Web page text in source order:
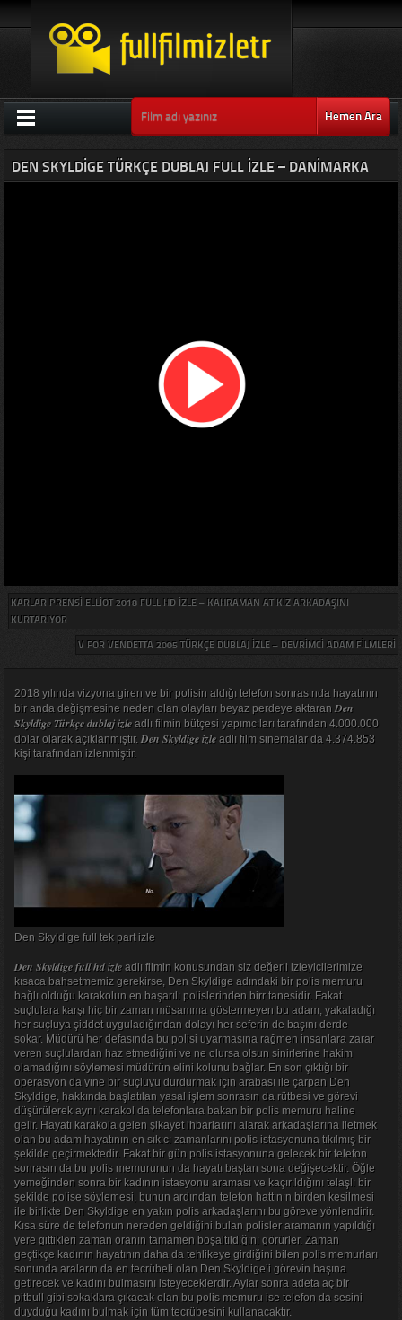
Hemen Ara
DEN SKYLDIGE TÜRKÇE DUBLAJ FULL IZLE – DANIMARKA
KARLAR PRENSI ELLIOT 2018 FULL HD IZLE – KAHRAMAN AT KIZ ARKADAŞINI
KURTARIYOR
V FOR VENDETTA 2005 TÜRKÇE DUBLAJ IZLE – DEVRIMCI ADAM FILMLERI
2018 yılında vizyona giren ve bir polisin aldığı telefon sonrasında hayatının
bir anda değişmesine neden olan olayları beyaz perdeye aktaran Den
Skyldige Türkçe dublaj izleadlı filmin bütçesi yapımcıları tarafından 4.000.000
dolar olarak açıklanmıştır. Den Skyldige izleadlı film sinemalar da 4.374.853
kişi tarafından izlenmiştir.
Den Skyldige full tek part izle
Den Skyldige full hd izleadlı filmin konusundan siz değerli izleyicilerimize
kısaca bahsetmemiz gerekirse, Den Skyldige adındaki bir polis memuru
bağlı olduğu karakolun en başarılı polislerinden birr tanesidir. Fakat
suçlulara karşı hiç bir zaman müsamma göstermeyen bu adam, yakaladığı
her suçluya şiddet uyguladığından dolayı her seferin de başını derde
sokar. Müdürü her defasında bu polisi uyarmasına rağmen insanlara zarar
veren suçlulardan haz etmediğini ve ne olursa olsun sinirlerine hakim
olamadığını söylemesi müdürün elini kolunu bağlar. En son çıktığı bir
operasyon da yine bir suçluyu durdurmak için arabası ile çarpan Den
Skyldige, hakkında başlatılan yasal işlem sonrasın da rütbesi ve görevi
düşürülerek aynı karakol da telefonlara bakan bir polis memuru haline
gelir. Hayatı karakola gelen şikayet ihbarlarını alarak arkadaşlarına iletmek
olan bu adam hayatının en sıkıcı zamanlarını polis istasyonuna tıkılmış bir
şekilde geçirmektedir. Fakat bir gün polis istasyonuna gelecek bir telefon
sonrasın da bu polis memurunun da hayatı baştan sona değişecektir. Öğle
yemeğinden sonra bir kadının istasyonu araması ve kaçırıldığını telaşlı bir
şekilde polise söylemesi, bunun ardından telefon hattının birden kesilmesi
ile birlikte Den Skyldige en yakın polis arkadaşlarını bu göreve yönlendirir.
Kısa süre de telefonun nereden geldiğini bulan polisler aramanın yapıldığı
yere gittikleri zaman oranın tamamen boşaltıldığını görürler. Zaman
geçtikçe kadının hayatının daha da tehlikeye girdiğini bilen polis memurları
sonunda araların da en tecrübeli olan Den Skyldige’i görevin başına
getirecek ve kadını bulmasını isteyeceklerdir. Aylar sonra adeta aç bir
pitbull gibi sokaklara çıkacak olan bu polis memuru ise telefon da sesini
duyduğu kadını bulmak için tüm tecrübesini kullanacaktır.